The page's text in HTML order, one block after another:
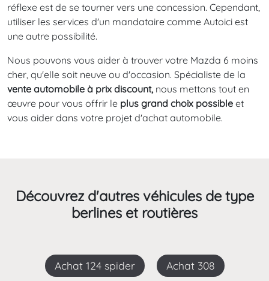
réflexe est de se tourner vers une concession. Cependant,
utiliser les services d'un mandataire comme Autoici est
une autre possibilité.
Nous pouvons vous aider à trouver votre Mazda 6 moins
cher, qu'elle soit neuve ou d'occasion. Spécialiste de la
vente automobile à prix discount,nous mettons tout en
œuvre pour vous offrir le plus grand choix possible et
vous aider dans votre projet d'achat automobile.
Découvrez d'autres véhicules de type
berlines et routières
Achat 124 spider Achat 308